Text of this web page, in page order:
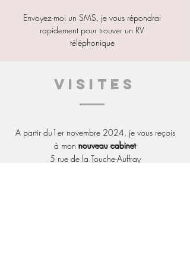
Envoyez-moi un SMS, je vous répondrai
rapidement pour trouver un RV
téléphonique
VISITes
A partir du1er novembre 2024, je vous reçois
à mon nouveau cabinet
5 rue de la Touche-Auffray